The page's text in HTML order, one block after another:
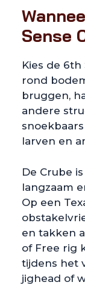
Sense
Kies de
rond
bruggen,
andere
larven en
De Crube
langzaam
Op een
en takken
of Free rig
tijdens het
jighead of